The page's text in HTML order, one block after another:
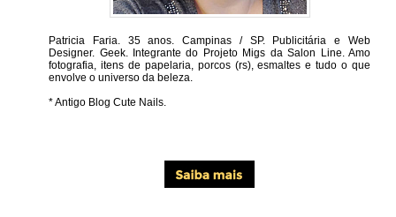
Patricia Faria. 35 anos. Campinas / SP. Publicitária e Web
Designer. Geek. Integrante do Projeto Migs da Salon Line. Amo
fotografia, itens de papelaria, porcos (rs), esmaltes e tudo o que
envolve o universo da beleza.
* Antigo Blog Cute Nails.